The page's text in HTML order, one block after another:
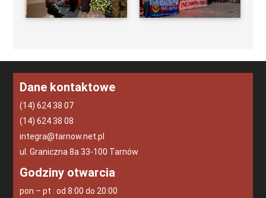
Dane kontaktowe
(14) 624 38 07
(14) 624 38 08
integra@tarnow.net.pl
ul. Graniczna 8a 33-100 Tarnów
Godziny otwarcia
pon – pt : od 8:00 do 20:00